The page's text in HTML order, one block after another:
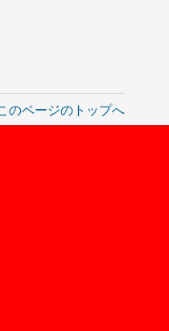
のページのトップへ